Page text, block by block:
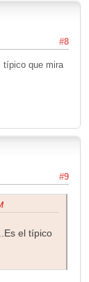
#8
típico que mira
#9
el típico